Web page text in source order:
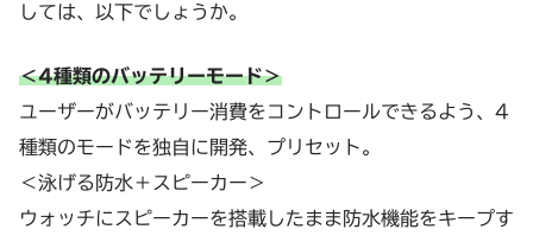
しては、以下でしょうか。
＜4種類のバッテリーモード＞
ユーザーがバッテリー消費をコントロールできるよう、4
種類のモードを独自に開発、プリセット。
＜泳げる防水＋スピーカー＞
ウォッチにスピーカーを搭載したまま防水機能をキープす